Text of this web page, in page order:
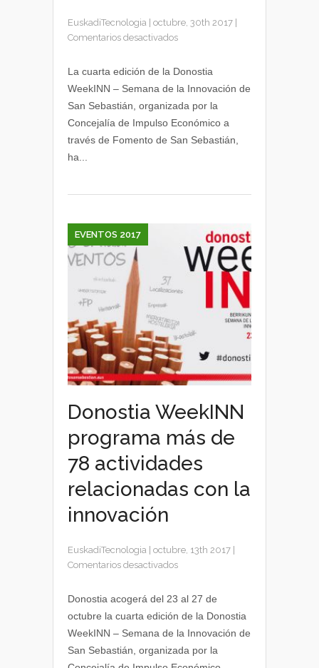
EuskadiTecnologia octubre, 30th 2017
Comentarios desactivadosen
Donostia
a
cerca
de
innovación
La cuarta edición de la Donostia
WeekINN – Semana de la Innovación de
San Sebastián, organizada por la
Concejalía de Impulso Económico a
través de Fomento de San Sebastián,
ha...
EVENTOS 2017
Donostia WeekINN
programa más de
78 actividades
relacionadas con la
innovación
EuskadiTecnologia octubre, 13th 2017
Comentarios desactivadosen
WeekINN
de
78
Donostia acogerá del 23 al 27 de
octubre la cuarta edición de la Donostia
WeekINN – Semana de la Innovación de
San Sebastián, organizada por la